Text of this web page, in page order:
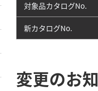
対象品カタログNo.
新カタログNo.
変更のお